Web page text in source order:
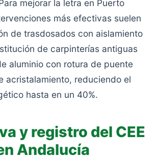
mejorar la letra en Puerto
más efectivas suelen
de trasdosados con aislamiento
de carpinterías antiguas
aluminio con rotura de puente
acristalamiento, reduciendo el
hasta en un 40%.
y registro del CEE
Andalucía